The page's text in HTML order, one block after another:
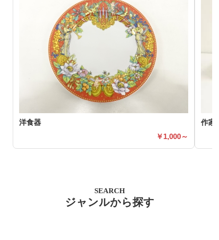
洋食器
1,000～
作家
SEARCH
ジャンルから探す